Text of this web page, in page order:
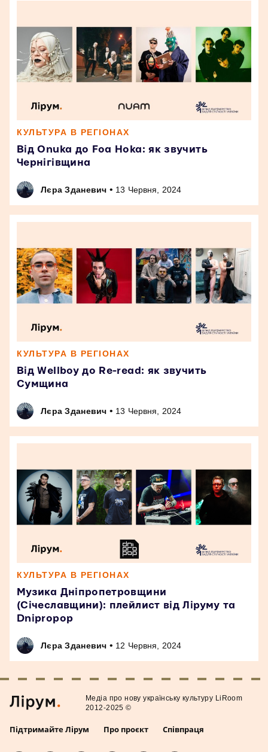
КУЛЬТУРА В РЕГІОНАХ
Від Onuka до Foa Hoka: як звучить
Чернігівщина
Лєра Зданевич • 13 Червня, 2024
КУЛЬТУРА В РЕГІОНАХ
Від Wellboy до Re-read: як звучить
Сумщина
Лєра Зданевич • 13 Червня, 2024
КУЛЬТУРА В РЕГІОНАХ
Музика Дніпропетровщини
(Січеславщини): плейлист від Ліруму та
Dnipropop
Лєра Зданевич • 12 Червня, 2024
Підтримайте Лірум Про проєкт Співпраця
Медiа про нову українську культуру LiRoom
2012-2025 ©